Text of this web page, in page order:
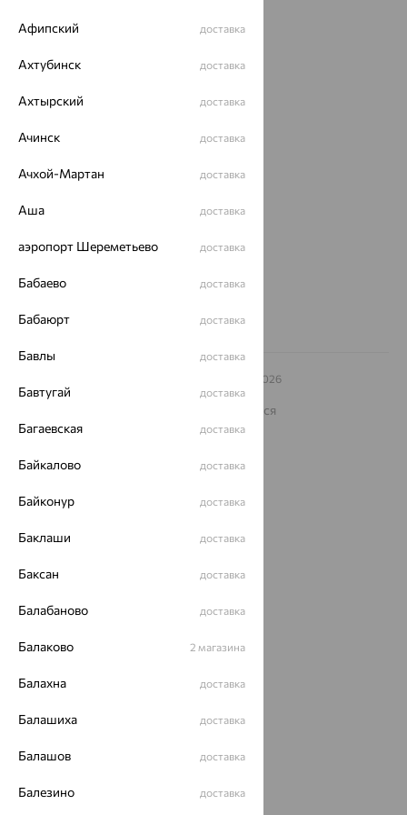
Каталог
Акции
Доставка
Покупателям
О нас
Магазины и доставка г. Липецк
еще 3
Другие города
Заказать звонок
– 2026
Архив акций
Карта сайта
На информационном ресурсе применяются
рекомендательные технологии
Политика конфеденциальности
Разработка сайта —
Афипский доставка
Ахтубинск доставка
Ахтырский доставка
Ачинск доставка
Ачхой-Мартан доставка
Аша доставка
аэропорт Шереметьево доставка
Бабаево доставка
Бабаюрт доставка
Бавлы доставка
Бавтугай доставка
Багаевская доставка
Байкалово доставка
Байконур доставка
Баклаши доставка
Баксан доставка
Балабаново доставка
Балаково 2 магазина
Балахна доставка
Балашиха доставка
Балашов доставка
Балезино доставка